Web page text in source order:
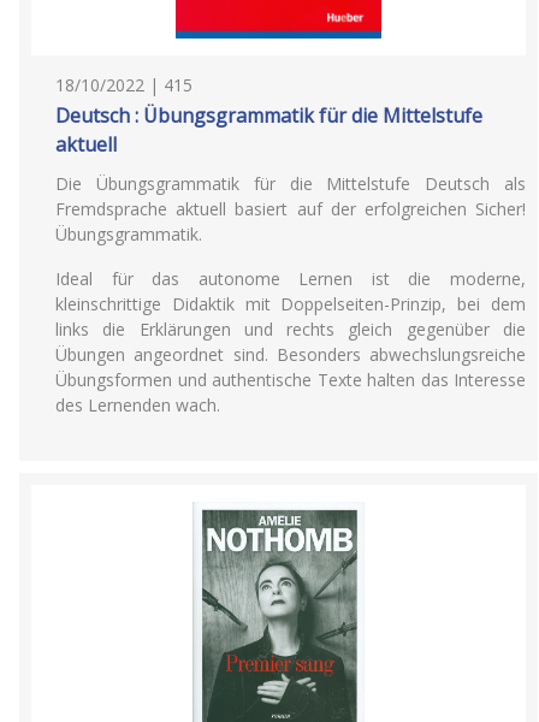
18/10/2022 | 415
Deutsch : Übungsgrammatik für die Mittelstufe
aktuell
Die Übungsgrammatik für die Mittelstufe Deutsch als
Fremdsprache aktuell basiert auf der erfolgreichen Sicher!
Übungsgrammatik.
Ideal für das autonome Lernen ist die moderne,
kleinschrittige Didaktik mit Doppelseiten-Prinzip, bei dem
links die Erklärungen und rechts gleich gegenüber die
Übungen angeordnet sind. Besonders abwechslungsreiche
Übungsformen und authentische Texte halten das Interesse
des Lernenden wach.